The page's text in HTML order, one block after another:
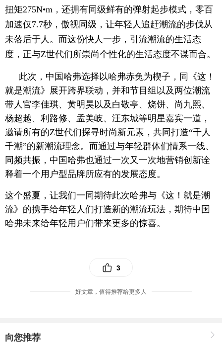
扭矩275N•m，还拥有同级鲜有的弹射起步模式，零百
加速仅7.7秒，傲视同级，让年轻人追赶潮流的步伐从
未落后于人。而这份快人一步，引流潮流的生活态
度，正与Z世代们所崇尚个性化的生活态度不谋而合。
此次，中国哈弗选择以哈弗赤兔为楔子，同《这！
就是潮流》展开跨界联动，并和节目组以及两位潮流
带人官李佳琪、黄明昊以及白敬亭、烧饼、尚九熙、
杨超越、利路修、孟美岐、汪东城等明星嘉宾一道，
邀请所有的Z世代们探寻时尚新元素，共同打造“千人
千潮”的新潮流理念。而通过与年轻群体们情系一线、
同频共振，中国哈弗也通过一次又一次地营销创新诠
释着一个用户型品牌所应有的发展态度。
这个盛夏，让我们一同期待此次哈弗与《这！就是潮
流》的携手给年轻人们打造新的潮流玩法，期待中国
哈弗未来给年轻用户们带来更多的惊喜。
3
好文章，值得推荐给更多人
向您推荐